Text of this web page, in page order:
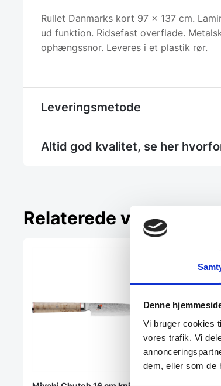
Denne
Vi bruger cookies
vores trafik. Vi
dem, eller som de
Rullet Danmarks kort 97 x 137 cm.
ud funktion. Ridsefast overflade.
ophængssnor. Leveres i et plastik rør.
Leveringsmetode
Altid god kvalitet, se her
Relaterede varer